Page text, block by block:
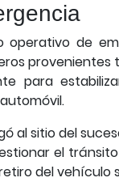
de
provenientes
para
al sitio del
el
del vehículo